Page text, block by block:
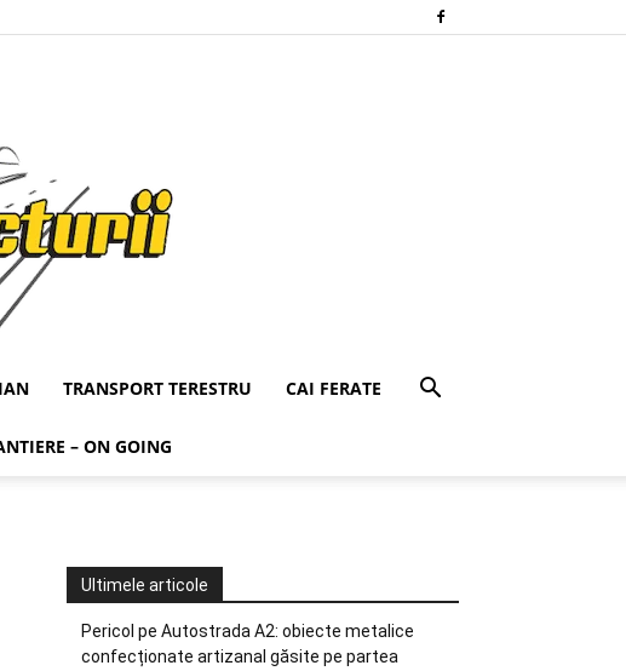
TRANSPORT TERESTRU CAI FERATE
– ON GOING
Ultimele articole
Pericol pe Autostrada A2: obiecte metalice
confecționate artizanal găsite pe partea